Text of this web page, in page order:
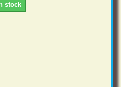
stock